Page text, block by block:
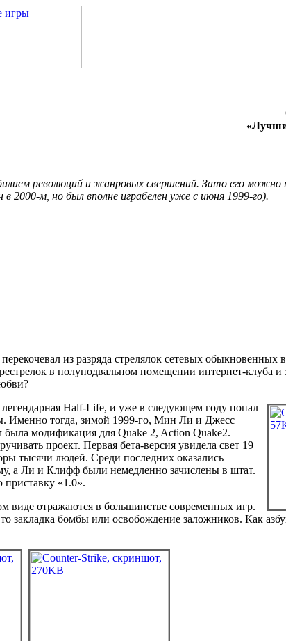
революций и жанровых свершений. Зато его можно
2000-м, но был вполне играбелен уже с июня 1999-го).
из разряда стрелялок сетевых обыкновенных
в полуподвальном помещении интернет-клуба и
Half-Life, и уже в следующем году попал
Именно тогда, зимой 1999-го, Мин Ли и Джесс
модификация для Quake 2, Action Quake2.
проект. Первая бета-версия увидела свет 19
тысячи людей. Среди последних оказались
а Ли и Клифф были немедленно зачислены в штат.
приставку «1.0».
отражаются в большинстве современных игр.
закладка бомбы или освобождение заложников. Как